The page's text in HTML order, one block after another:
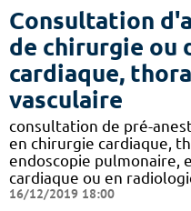
Consultation
de chirurgie ou
cardiaque,
vasculaire
consultation de pré-
en chirurgie cardiaque,
endoscopie pulmonaire,
cardiaque ou en
16/12/2019 18:00